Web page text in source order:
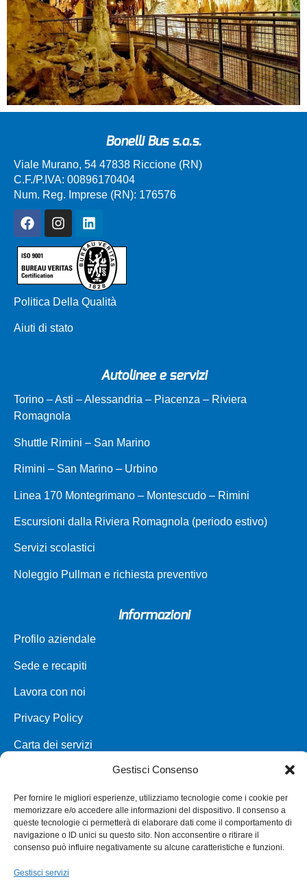
Gestisci Consenso
Per fornire le migliori esperienze, utilizziamo tecnologie come i cookie per
memorizzare e/o accedere alle informazioni del dispositivo. Il consenso a
queste tecnologie ci permetterà di elaborare dati come il comportamento di
navigazione o ID unici su questo sito. Non acconsentire o ritirare il
consenso può influire negativamente su alcune caratteristiche e funzioni.
Gestisci servizi
Bonelli Bus s.a.s.
Viale Murano, 54 47838 Riccione (RN)
C.F./P.IVA: 00896170404
Num. Reg. Imprese (RN): 176576
Politica Della Qualità
Aiuti di stato
Autolinee e servizi
Torino – Asti – Alessandria – Piacenza – Riviera
Romagnola
Shuttle Rimini – San Marino
Rimini – San Marino – Urbino
Linea 170 Montegrimano – Montescudo – Rimini
Escursioni dalla Riviera Romagnola (periodo estivo)
Servizi scolastici
Noleggio Pullman e richiesta preventivo
Informazioni
Profilo aziendale
Sede e recapiti
Lavora con noi
Privacy Policy
Carta dei servizi
Parco veicoli a noleggio
Assistenza
Punti vendita
Annullamento e Rimborso Biglietto
Modifica biglietto